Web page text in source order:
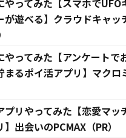
やってみた【スマホでUFO
が遊べる】クラウドキャッ
やってみた【アンケートで
まるポイ活アプリ】マクロ
プリやってみた【恋愛マッ
出会いのPCMAX（PR）